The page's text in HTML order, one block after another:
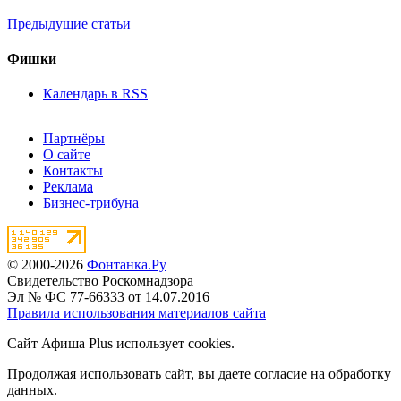
Предыдущие статьи
Фишки
Календарь в RSS
Партнёры
О сайте
Контакты
Реклама
Бизнес-трибуна
© 2000-2026 Фонтанка.Ру
Свидетельство Роскомнадзора
Эл № ФС 77-66333 от 14.07.2016
Правила использования материалов сайта
Сайт Афиша Plus использует cookies.
Продолжая использовать сайт, вы даете согласие на обработку
данных.